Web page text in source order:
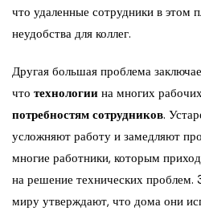
что удаленные сотрудники в этом
неудобства для коллег.
Другая большая проблема
что технологии на многих
потребностям сотрудников.
усложняют работу и замедляют
многие работники, которым
на решение технических проблем.
миру утверждают, что дома они